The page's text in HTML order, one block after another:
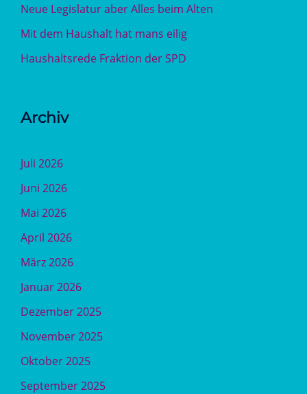
Neue Legislatur aber Alles beim Alten
Mit dem Haushalt hat mans eilig
Haushaltsrede Fraktion der SPD
Archiv
Juli 2026
Juni 2026
Mai 2026
April 2026
März 2026
Januar 2026
Dezember 2025
November 2025
Oktober 2025
September 2025